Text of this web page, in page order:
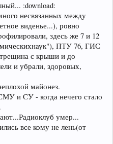
:download:
несвязанных между
виденье...), ровно
здесь же 7 и 12
ПТУ 76, ГИС
с крыши и до
и убрали, здоровых,
майонез.
и СУ - когда нечего стало
умер...
все кому не лень(от